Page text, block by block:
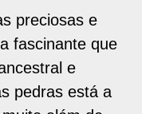
preciosas e
fascinante que
e
pedras está a